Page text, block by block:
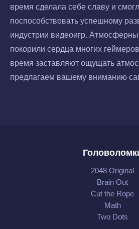
время сделала себе славу и
поспособствовать успешному
индустрии видеоигр.
покорили сердца многих
время заставляют ощущать
предлагаем вашему вниманию
2048 Original
Brain Out
Cut the Rope
Math
Two Dots